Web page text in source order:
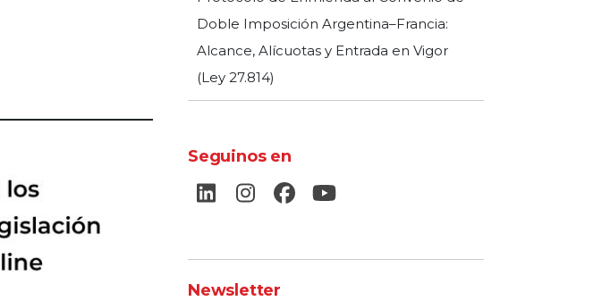
Doble Imposición Argentina–Francia:
Alcance, Alícuotas y Entrada en Vigor
(Ley 27.814)
Seguinos en
Newsletter